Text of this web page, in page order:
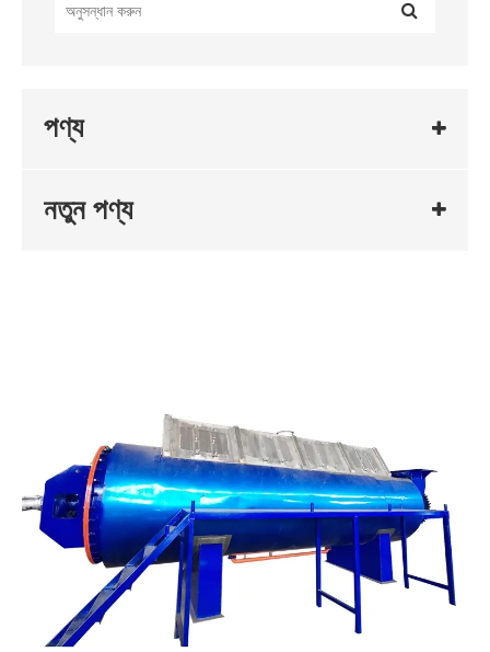
পণ্য
নতুন পণ্য